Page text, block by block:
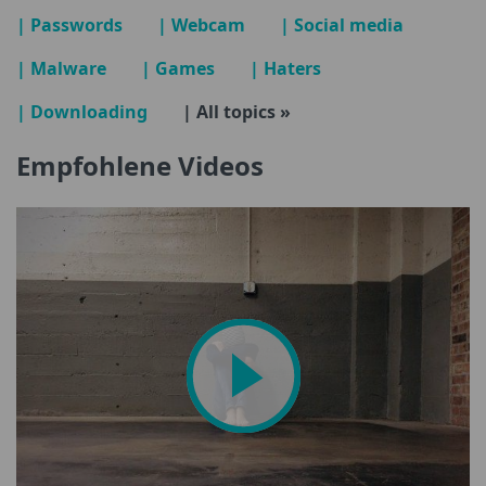
| Passwords
| Webcam
| Social media
| Malware
| Games
| Haters
| Downloading
| All topics »
Empfohlene Videos